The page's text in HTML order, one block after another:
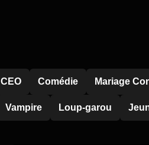
CEO Comédie Mariage
Vampire Loup-garou